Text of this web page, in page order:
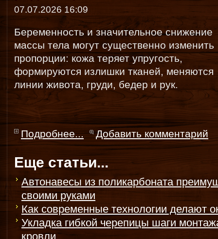
07.07.2026 16:09
Беременность и значительное снижение
массы тела могут существенно изменить
пропорции: кожа теряет упругость,
формируются излишки тканей, меняются
линии живота, груди, бедер и рук.
Подробнее... Добавить комментарий
Еще статьи...
Автонавесы из поликарбоната
своими руками
Как современные технологии делают
Укладка гибкой черепицы шаги
кровли